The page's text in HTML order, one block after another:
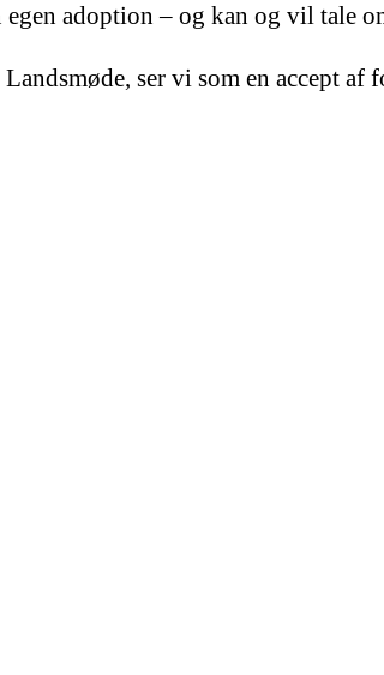
adoption – og kan og vil tale
ser vi som en accept